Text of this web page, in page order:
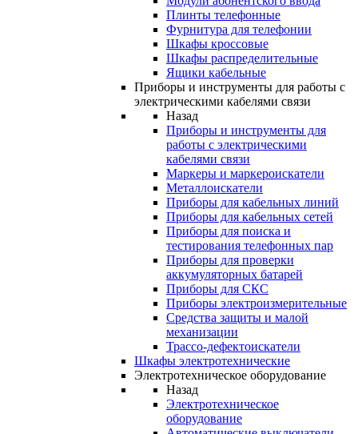
Плинты телефонные
Фурнитура для телефонии
Шкафы кроссовые
Шкафы распределительные
Ящики кабельные
Приборы и инструменты для работы с
электрическими кабелями связи
Назад
Приборы и инструменты для
работы с электрическими
кабелями связи
Маркеры и маркероискатели
Металлоискатели
Приборы для кабельных линий
Приборы для кабельных сетей
Приборы для поиска и
тестирования телефонных пар
Приборы для проверки
аккумуляторных батарей
Приборы для СКС
Приборы электроизмерительные
Средства защиты и малой
механизации
Трассо-дефектоискатели
Шкафы электротехнические
Электротехническое оборудование
Назад
Электротехническое
оборудование